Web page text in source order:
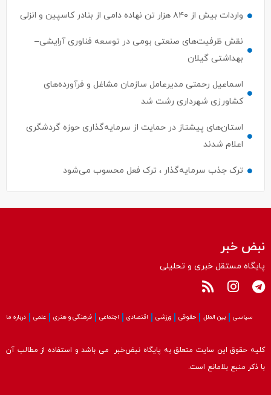
نقش ظرفیت‌های صنعتی بومی در توسعه فناوری آرایشی–
بهداشتی گیلان
اسماعیل رحمتی مدیرعامل سازمان مشاغل و فرآورده‌های
استان‌های پیشتاز در حمایت از سرمایه‌گذاری حوزه گردشگری
ترک جذب سرمایه‌گذار ، ترک فعل محسوب می‌شود
پایگاه مستقل خبری و تحلیلی
سیاسی بین الملل